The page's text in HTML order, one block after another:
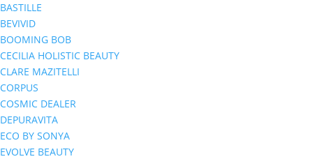
BASTILLE
BEVIVID
BOOMING BOB
CECILIA HOLISTIC BEAUTY
CLARE MAZITELLI
CORPUS
COSMIC DEALER
DEPURAVITA
ECO BY SONYA
EVOLVE BEAUTY